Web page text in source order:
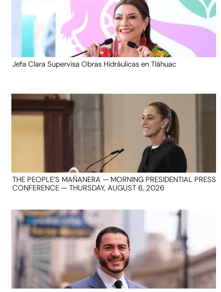
Jefa Clara Supervisa Obras Hidráulicas en Tláhuac
THE PEOPLE’S MAÑANERA — MORNING PRESIDENTIAL PRESS
CONFERENCE — THURSDAY, AUGUST 6, 2026